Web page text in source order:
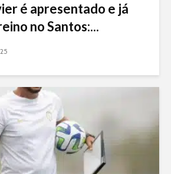
é apresentado e já
no Santos:...